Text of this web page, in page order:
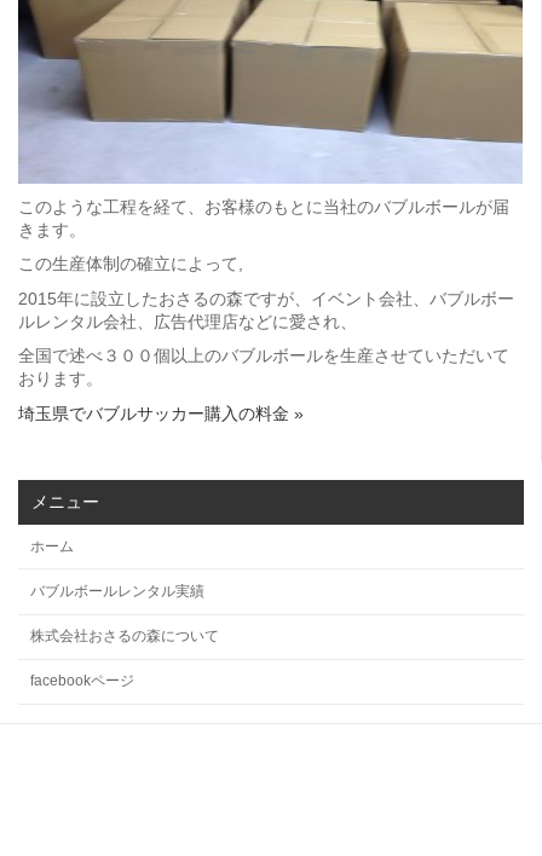
このような工程を経て、お客様のもとに当社のバブルボールが届
きます。
この生産体制の確立によって,
2015年に設立したおさるの森ですが、イベント会社、バブルボー
ルレンタル会社、広告代理店などに愛され、
全国で述べ３００個以上のバブルボールを生産させていただいて
おります。
埼玉県でバブルサッカー購入の料金 »
メニュー
ホーム
バブルボールレンタル実績
株式会社おさるの森について
facebookページ